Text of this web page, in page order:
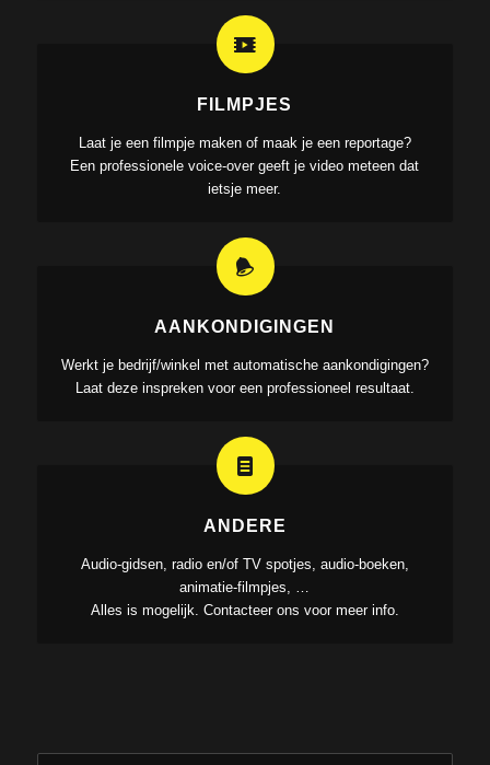
FILMPJES
Laat je een filmpje maken of maak je een reportage?
Een professionele voice-over geeft je video meteen dat
ietsje meer.
AANKONDIGINGEN
Werkt je bedrijf/winkel met automatische aankondigingen?
Laat deze inspreken voor een professioneel resultaat.
ANDERE
Audio-gidsen, radio en/of TV spotjes, audio-boeken,
animatie-filmpjes, …
Alles is mogelijk. Contacteer ons voor meer info.